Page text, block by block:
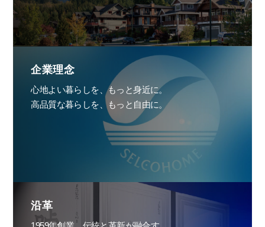
企業理念
心地よい暮らしを、もっと身近に。
高品質な暮らしを、もっと自由に。
沿革